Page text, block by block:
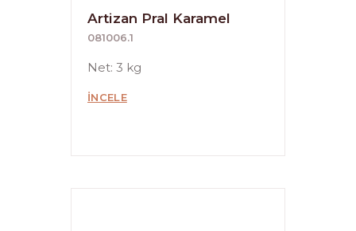
Artizan Pral Karamel
081006.1
Net: 3 kg
İNCELE